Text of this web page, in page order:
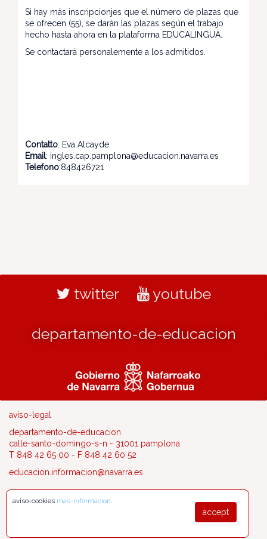
Si hay más inscripcionjes que el número de plazas que
se ofrecen (55), se darán las plazas según el trabajo
hecho hasta ahora en la plataforma EDUCALINGUA.
Se contactará personalemente a los admitidos.
Contatto: Eva Alcayde
Email: ingles.cap.pamplona@educacion.navarra.es
Telefono:848426721
twitter youtube
departamento-de-educacion
aviso-legal
departamento-de-educacion
calle-santo-domingo-s-n - 31001 pamplona
T 848 42 65 00 - F 848 42 60 52
educacion.informacion@navarra.es
accept
aviso-cookies mas-informacion.